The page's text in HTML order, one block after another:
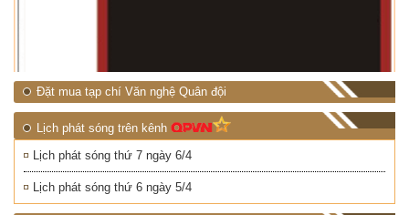
Đặt mua tạp chí Văn nghệ Quân đội
Lịch phát sóng trên kênh
Lịch phát sóng thứ 7 ngày 6/4
Lịch phát sóng thứ 6 ngày 5/4